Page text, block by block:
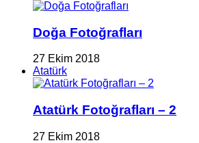
Doğa Fotoğrafları
27 Ekim 2018
Atatürk
Atatürk Fotoğrafları – 2
27 Ekim 2018